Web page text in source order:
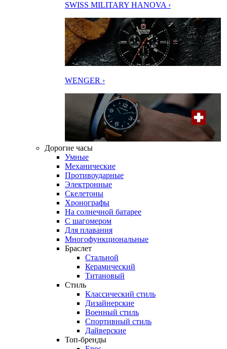
SWISS MILITARY HANOVA ›
WENGER ›
Дорогие часы
Умные
Механические
Противоударные
Электронные
Скелетоны
Хронографы
На солнечной батарее
С шагомером
Для плавания
Многофункциональные
Браслет
Стальной
Керамический
Титановый
Стиль
Классический стиль
Дизайнерские
Военный стиль
Спортивный стиль
Дайверские
Топ-бренды